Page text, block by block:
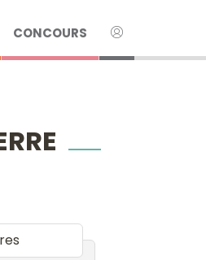
CONCOURS